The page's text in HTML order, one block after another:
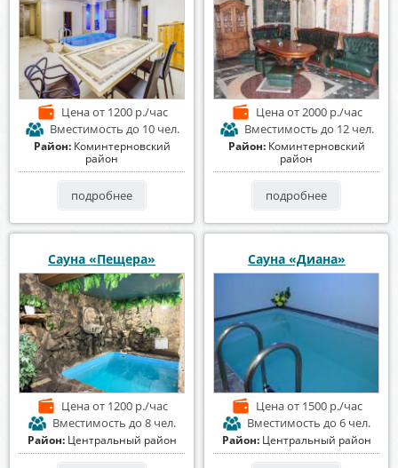
Ценаот 1200 р./час
Вместимость до 10 чел.
Район: Коминтерновский
район
подробнее
Ценаот 2000 р./час
Вместимость до 12 чел.
Район: Коминтерновский
район
подробнее
Сауна «Пещера»
Ценаот 1200 р./час
Вместимость до 8 чел.
Район: Центральный район
Сауна «Диана»
Ценаот 1500 р./час
Вместимость до 6 чел.
Район: Центральный район